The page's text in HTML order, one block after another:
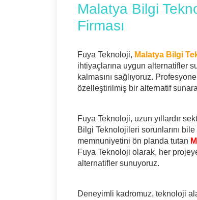
Malatya Bilgi
Firması
Fuya Teknoloji, Malatya Bilgi
ihtiyaçlarına uygun alternatifler
kalmasını sağlıyoruz.
özelleştirilmiş bir alternatif
Fuya Teknoloji, uzun yıllardır
Bilgi Teknolojileri sorunlarını
memnuniyetini ön planda tutan
Fuya Teknoloji olarak, her
alternatifler sunuyoruz.
Deneyimli kadromuz, teknoloji